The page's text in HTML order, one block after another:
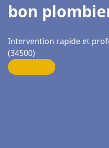
bon
Intervention rapide et
(34500)